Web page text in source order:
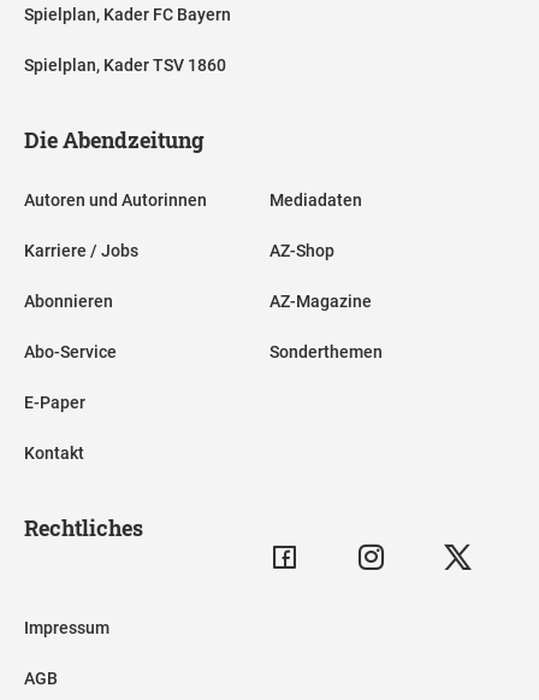
Spielplan, Kader FC Bayern
Spielplan, Kader TSV 1860
Die Abendzeitung
Autoren und Autorinnen
Karriere / Jobs
Abonnieren
Abo-Service
E-Paper
Kontakt
Mediadaten
AZ-Shop
AZ-Magazine
Sonderthemen
Rechtliches
Impressum
AGB